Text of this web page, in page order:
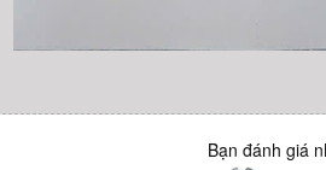
Bạn đánh giá